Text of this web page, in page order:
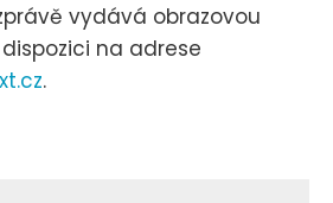
vydává obrazovou
na adrese
.